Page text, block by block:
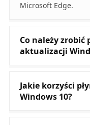
Microsoft Edge.
Co należy zrobić
aktualizacji
Jakie korzyści
Windows 10?